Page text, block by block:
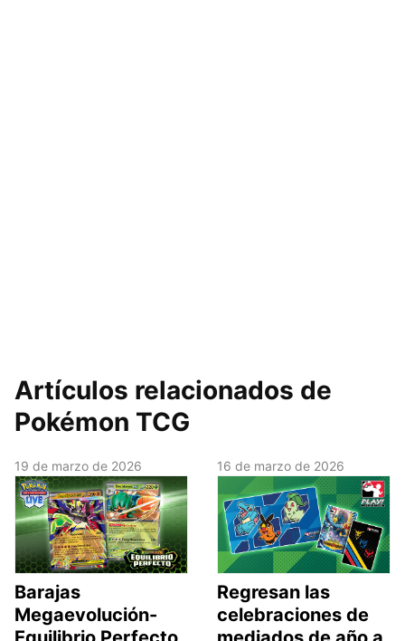
Artículos relacionados de
Pokémon TCG
19 de marzo de 2026
Barajas
Megaevolución-
16 de marzo de 2026
Regresan las
celebraciones de